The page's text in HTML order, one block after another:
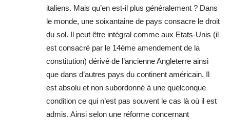
italiens. Mais qu’en est-il plus généralement ? Dans
le monde, une soixantaine de pays consacre le droit
du sol. Il peut être intégral comme aux Etats-Unis (il
est consacré par le 14ème amendement de la
constitution) dérivé de l’ancienne Angleterre ainsi
que dans d’autres pays du continent américain. Il
est absolu et non subordonné à une quelconque
condition ce qui n’est pas souvent le cas là où il est
admis. Ainsi selon une réforme concernant